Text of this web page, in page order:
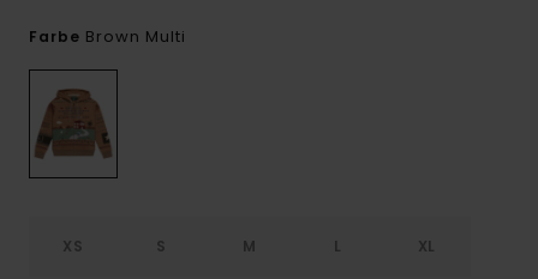
Farbe Brown Multi
XS S M L XL